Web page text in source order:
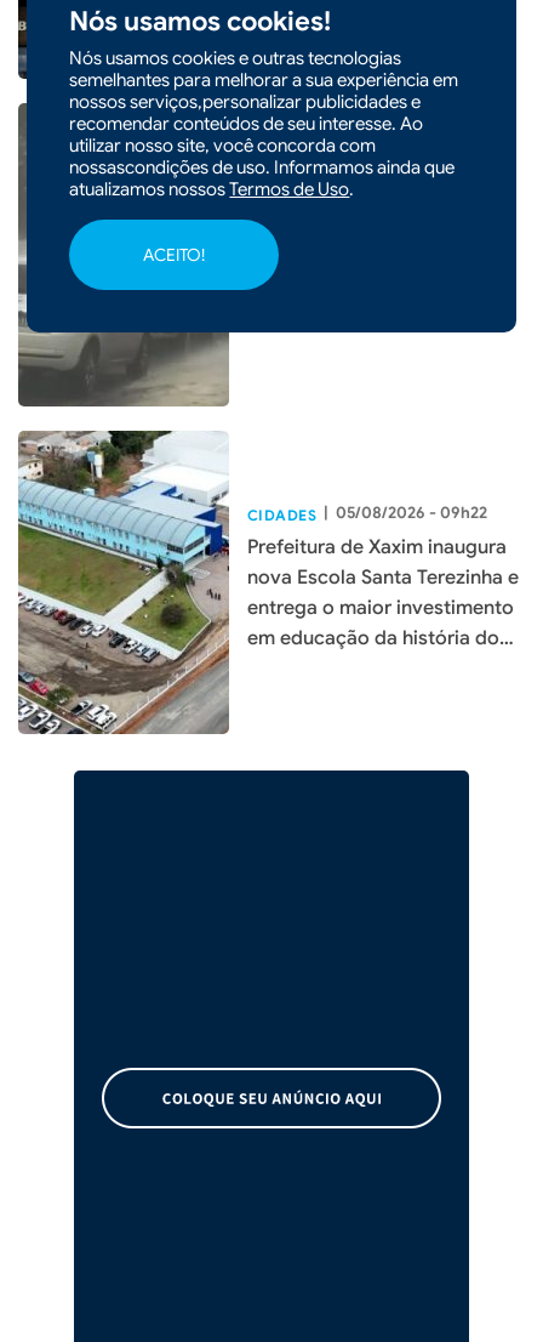
Nós usamos cookies!
Nós usamos cookies e outras tecnologias
semelhantes para melhorar a sua experiência em
nossos serviços,personalizar publicidades e
recomendar conteúdos de seu interesse. Ao
utilizar nosso site, você concorda com
nossascondições de uso. Informamos ainda que
atualizamos nossosTermos de Uso.
ACEITO!
| 05/08/2026 - 14h54
Entenda o que é o ciclone
bomba que pode atingir o Sul
do país
CIDADES | 05/08/2026 - 09h22
Prefeitura de Xaxim inaugura
nova Escola Santa Terezinha e
entrega o maior investimento
em educação da história do